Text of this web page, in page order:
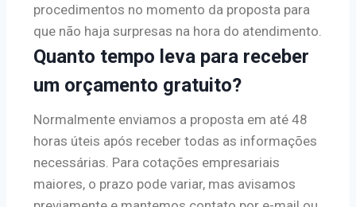
procedimentos no momento da proposta para
que não haja surpresas na hora do atendimento.
Quanto tempo leva para receber
um orçamento gratuito?
Normalmente enviamos a proposta em até 48
horas úteis após receber todas as informações
necessárias. Para cotações empresariais
maiores, o prazo pode variar, mas avisamos